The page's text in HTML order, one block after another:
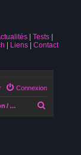
Tests
Liens Contact
Connexion
Importation / Distribution